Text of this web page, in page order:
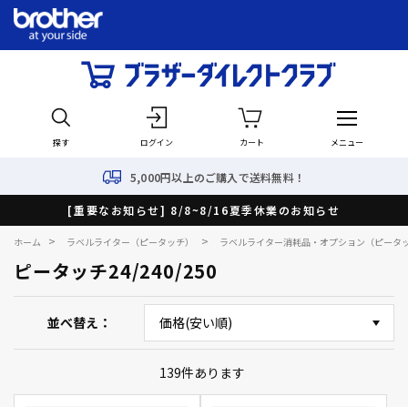
探す ログイン カート メニュー
5,000円以上のご購入で送料無料！
[重要なお知らせ] 8/8~8/16夏季休業のお知らせ
ホーム > ラベルライター（ピータッチ） > ラベルライター消耗品・オプション（ピータ
ピータッチ24/240/250
並べ替え
139件あります